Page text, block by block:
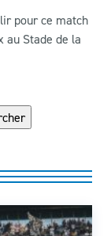
pour ce match
au Stade de la